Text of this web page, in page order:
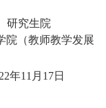
院
教学发展
月 17日